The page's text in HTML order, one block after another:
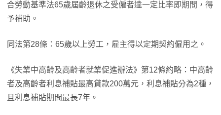
合勞動基準法65歲屆齡退休之受僱者達一定比率即期間，得
予補助。
同法第28條：65歲以上勞工，雇主得以定期契約僱用之。
《失業中高齡及高齡者就業促進辦法》第12條約略：中高齡
者及高齡者利息補貼最高貸款200萬元，利息補貼分為2種，
且利息補貼期間最長7年。